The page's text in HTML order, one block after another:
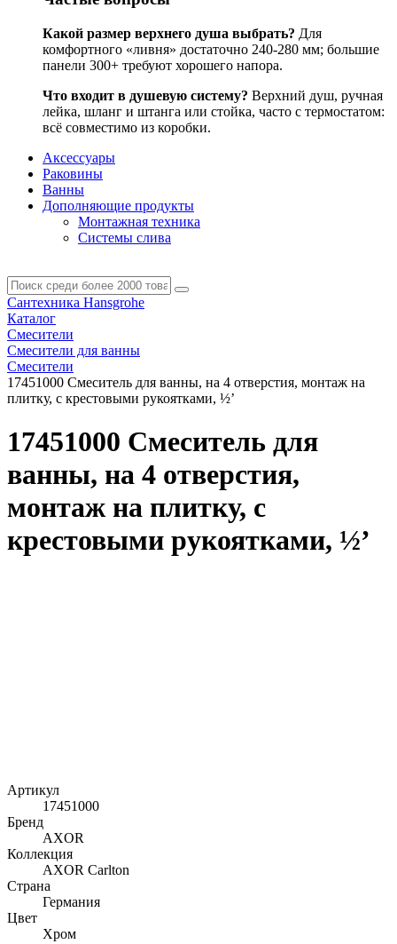
Какой размер верхнего душа выбрать? Для
комфортного «ливня» достаточно 240-280 мм; большие
панели 300+ требуют хорошего напора.
Что входит в душевую систему? Верхний душ, ручная
лейка, шланг и штанга или стойка, часто с термостатом:
всё совместимо из коробки.
Аксессуары
Раковины
Ванны
Дополняющие продукты
Монтажная техника
Системы слива
Сантехника Hansgrohe
Каталог
Смесители
Смесители для ванны
Смесители
17451000 Смеситель для ванны, на 4 отверстия, монтаж на
плитку, с крестовыми рукоятками, ½’
17451000 Смеситель для
ванны, на 4 отверстия,
монтаж на плитку, с
крестовыми рукоятками, ½’
Артикул
17451000
Бренд
AXOR
Коллекция
AXOR Carlton
Страна
Германия
Цвет
Хром